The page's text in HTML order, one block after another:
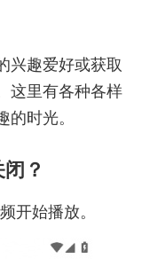
兴趣爱好或获取
这里有各种各样
时光。
？
开始播放。